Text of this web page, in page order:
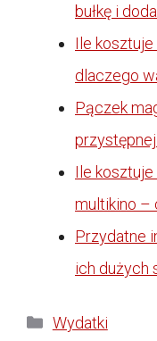
bułkę i
Ile kosztuje
dlaczego
Pączek
Ile
multikino –
Przydatne
ich dużych
Kategorie
Wydatki